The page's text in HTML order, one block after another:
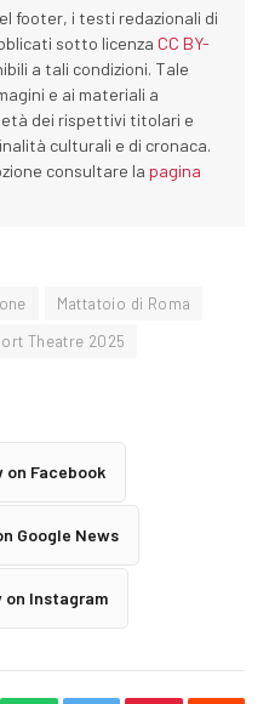
footer, i testi redazionali di
sotto licenza CC BY-
a tali condizioni. Tale
e ai materiali a
dei rispettivi titolari e
culturali e di cronaca.
consultare la pagina
Mattatoio di Roma
Theatre 2025
on Facebook
Google News
on Instagram